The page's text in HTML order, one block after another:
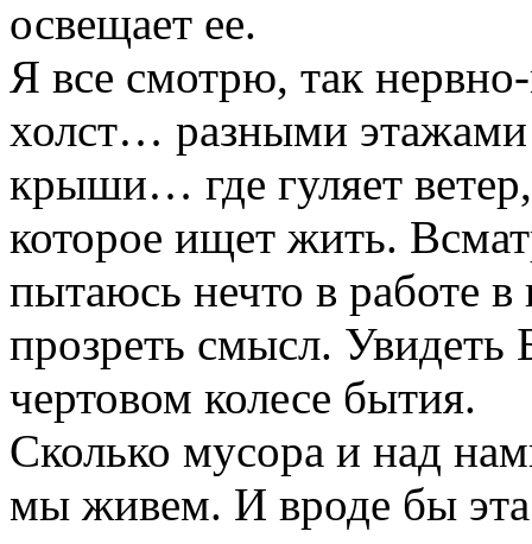
освещает ее.
Я все смотрю, так
холст… разными этажами
крыши… где гуляет
которое ищет жить.
пытаюсь нечто в работе в
прозреть смысл. Увидеть
чертовом колесе бытия.
Сколько мусора и над
мы живем. И вроде бы